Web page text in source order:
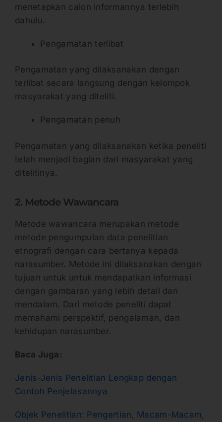
menetapkan calon informannya terlebih
dahulu.
Pengamatan terlibat
Pengamatan yang dilaksanakan dengan
terlibat secara langsung dengan kelompok
masyarakat yang diteliti.
Pengamatan penuh
Pengamatan yang dilaksanakan ketika peneliti
telah menjadi bagian dari masyarakat yang
ditelitinya.
2. Metode Wawancara
Metode wawancara merupakan metode
metode pengumpulan data penelitian
etnografi dengan cara bertanya kepada
narasumber. Metode ini dilaksanakan dengan
tujuan untuk untuk mendapatkan informasi
dengan gambaran yang lebih detail dan
mendalam. Dari metode peneliti dapat
memahami perspektif, pengalaman, dan
kehidupan narasumber.
Baca Juga:
Jenis-Jenis Penelitian Lengkap dengan
Contoh Penjelasannya
Objek Penelitian: Pengertian, Macam-Macam,